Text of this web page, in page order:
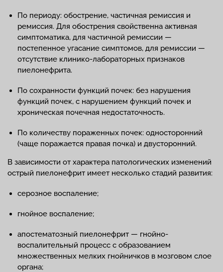
По периоду: обострение, частичная ремиссия и
ремиссия. Для обострения свойственна активная
симптоматика, для частичной ремиссии —
постепенное угасание симптомов, для ремиссии —
отсутствие клинико-лабораторных признаков
пиелонефрита.
По сохранности функций почек: без нарушения
функций почек, с нарушением функций почек и
хроническая почечная недостаточность.
По количеству пораженных почек: односторонний
(чаще поражается правая почка) и двусторонний.
В зависимости от характера патологических изменений
острый пиелонефрит имеет несколько стадий развития:
серозное воспаление;
гнойное воспаление;
апостематозный пиелонефрит — гнойно-
воспалительный процесс с образованием
множественных мелких гнойничков в мозговом слое
органа;